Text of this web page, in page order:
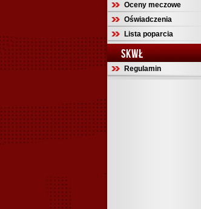
Oceny meczowe
Oświadczenia
Lista poparcia
SKWŁ
Regulamin